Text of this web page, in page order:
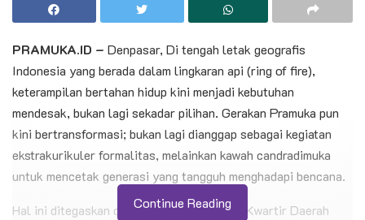
PRAMUKA.ID – Denpasar, Di tengah letak geografis
Indonesia yang berada dalam lingkaran api (ring of fire),
keterampilan bertahan hidup kini menjadi kebutuhan
mendesak, bukan lagi sekadar pilihan. Gerakan Pramuka pun
kini bertransformasi; bukan lagi dianggap sebagai kegiatan
ekstrakurikuler formalitas, melainkan kawah candradimuka
untuk mencetak generasi yang tangguh menghadapi bencana.
Hal ini ditegaskan oleh Rudianto, Andalan Kwartir Daerah
Continue Reading